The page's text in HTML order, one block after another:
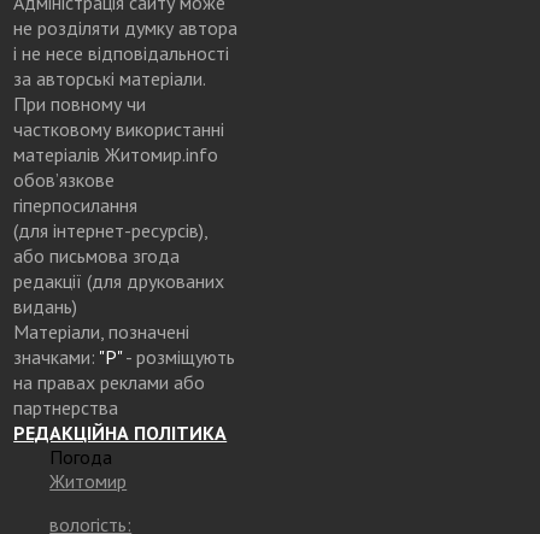
не розділяти думку автора
і не несе відповідальності
за авторські матеріали.
При повному чи
частковому використанні
матеріалів Житомир.info
обов’язкове
гіперпосилання
(для інтернет-ресурсів),
або письмова згода
редакції (для друкованих
видань)
Матеріали, позначені
значками: "Р"- розміщують
на правах реклами або
партнерства
РЕДАКЦІЙНА ПОЛІТИКА
Погода
Житомир
вологість: